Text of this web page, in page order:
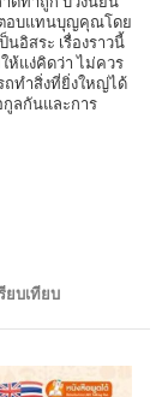
อบแทนบุญคุณโดย
อิสระ เรื่องราวนี้
ห้แง่คิดว่า ไม่ควร
ถทำสิ่งที่ยิ่งใหญ่ได้
กูลกันและการ
ยบเทียบ